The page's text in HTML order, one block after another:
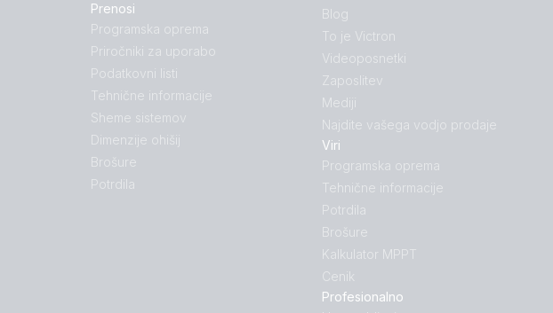
Prenosi
Programska oprema
Priročniki za uporabo
Podatkovni listi
Tehnične informacije
Sheme sistemov
Dimenzije ohišij
Brošure
Potrdila
Blog
To je Victron
Videoposnetki
Zaposlitev
Mediji
Najdite vašega vodjo prodaje
Viri
Programska oprema
Tehnične informacije
Potrdila
Brošure
Kalkulator MPPT
Cenik
Profesionalno